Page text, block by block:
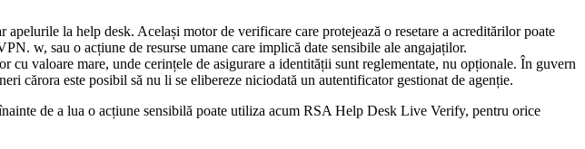
la help desk. Același motor de verificare care protejează o resetare a acreditărilor poate
w, sau o acțiune de resurse umane care implică date sensibile ale angajaților.
valoare mare, unde cerințele de asigurare a identității sunt reglementate, nu opționale. În guvern
cărora este posibil să nu li se elibereze niciodată un autentificator gestionat de agenție.
de a lua o acțiune sensibilă poate utiliza acum RSA Help Desk Live Verify, pentru orice